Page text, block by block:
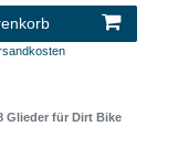
Glieder für Dirt Bike